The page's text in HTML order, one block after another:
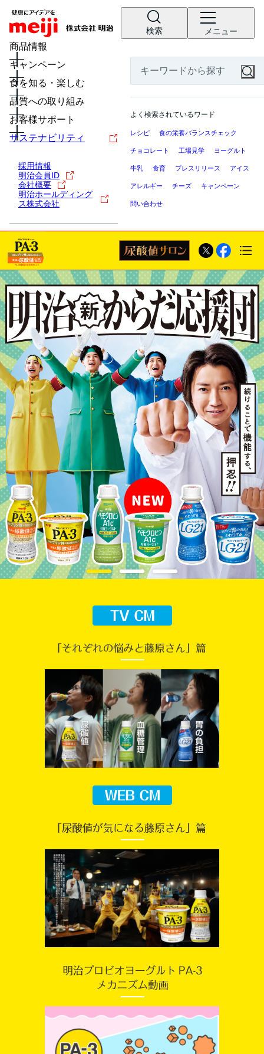
検索 メニュー
商品情報
キャンペーン
食を知る・楽しむ
品質への取り組み
お客様サポート
サステナビリティ
採用情報
明治会員ID
会社概要
明治ホールディング
ス株式会社
よく検索されているワード
レシピ 食の栄養バランスチェック
チョコレート 工場見学 ヨーグルト
牛乳 食育 プレスリリース アイス
アレルギー チーズ キャンペーン
問い合わせ